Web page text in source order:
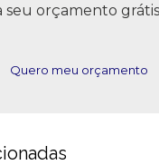
seu orçamento
Quero meu orçamento